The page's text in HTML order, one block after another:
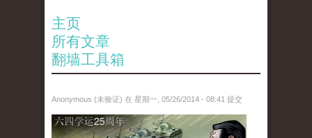
主页
所有文章
翻墙工具箱
Anonymous (未验证) 在 星期一, 05/26/2014 - 08:41 提交
paopao_tiananmen.jpg